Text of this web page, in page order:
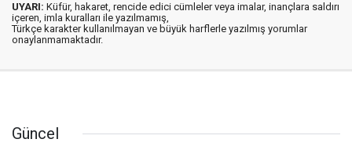
UYARI: Küfür, hakaret, rencide edici cümleler veya imalar, inançlara saldırı
içeren, imla kuralları ile yazılmamış,
Türkçe karakter kullanılmayan ve büyük harflerle yazılmış yorumlar
onaylanmamaktadır.
Güncel